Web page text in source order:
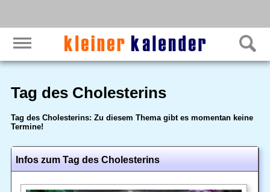
Tag des Cholesterins
Tag des Cholesterins: Zu diesem Thema gibt es momentan keine
Termine!
Infos zum Tag des Cholesterins